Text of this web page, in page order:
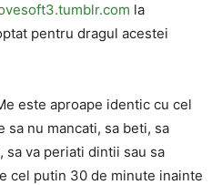
la
pentru dragul acestei
este aproape identic cu cel
sa nu mancati, sa beti, sa
sa va periati dintii sau sa
cel putin 30 de minute inainte